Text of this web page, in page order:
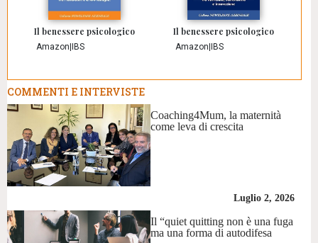
Il benessere psicologico
Amazon IBS
Il benessere psicologico
Amazon IBS
COMMENTI E INTERVISTE
Coaching4Mum, la maternità
come leva di crescita
Luglio 2, 2026
Il “quiet quitting non è una fuga
ma una forma di autodifesa